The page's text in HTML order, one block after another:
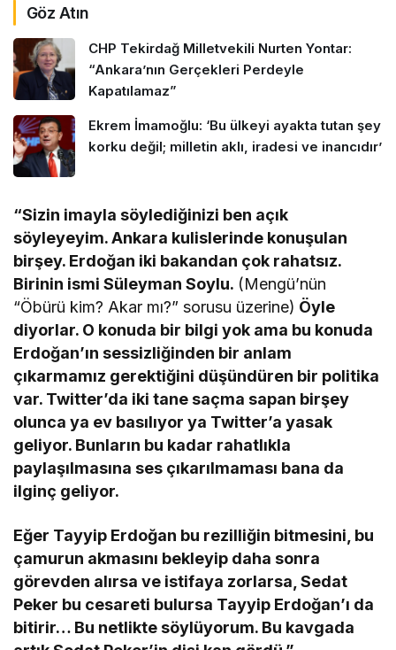
Göz Atın
CHP Tekirdağ Milletvekili Nurten Yontar:
“Ankara’nın Gerçekleri Perdeyle
Kapatılamaz”
Ekrem İmamoğlu: ‘Bu ülkeyi ayakta tutan şey
korku değil; milletin aklı, iradesi ve inancıdır’
“Sizin imayla söylediğinizi ben açık
söyleyeyim. Ankara kulislerinde konuşulan
birşey. Erdoğan iki bakandan çok rahatsız.
Birinin ismi Süleyman Soylu. (Mengü’nün
“Öbürü kim? Akar mı?” sorusu üzerine) Öyle
diyorlar. O konuda bir bilgi yok ama bu konuda
Erdoğan’ın sessizliğinden bir anlam
çıkarmamız gerektiğini düşündüren bir politika
var. Twitter’da iki tane saçma sapan birşey
olunca ya ev basılıyor ya Twitter’a yasak
geliyor. Bunların bu kadar rahatlıkla
paylaşılmasına ses çıkarılmaması bana da
ilginç geliyor.
Eğer Tayyip Erdoğan bu rezilliğin bitmesini, bu
çamurun akmasını bekleyip daha sonra
görevden alırsa ve istifaya zorlarsa, Sedat
Peker bu cesareti bulursa Tayyip Erdoğan’ı da
bitirir… Bu netlikte söylüyorum. Bu kavgada